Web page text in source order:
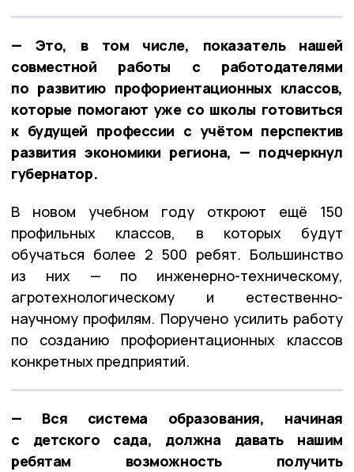
— Это, в том числе, показатель нашей
совместной работы с работодателями
по развитию профориентационных классов,
которые помогают уже со школы готовиться
к будущей профессии с учётом перспектив
развития экономики региона, — подчеркнул
губернатор.
В новом учебном году откроют ещё 150
профильных классов, в которых будут
обучаться более 2 500 ребят. Большинство
из них — по инженерно-техническому,
агротехнологическому и естественно-
научному профилям. Поручено усилить работу
по созданию профориентационных классов
конкретных предприятий.
— Вся система образования, начиная
с детского сада, должна давать нашим
ребятам возможность получить